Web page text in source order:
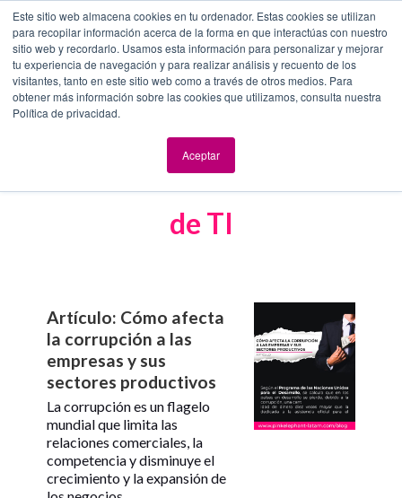
Este sitio web almacena cookies en tu ordenador. Estas cookies se utilizan
para recopilar información acerca de la forma en que interactúas con nuestro
sitio web y recordarlo. Usamos esta información para personalizar y mejorar
tu experiencia de navegación y para realizar análisis y recuento de los
visitantes, tanto en este sitio web como a través de otros medios. Para
obtener más información sobre las cookies que utilizamos, consulta nuestra
Política de privacidad.
Aceptar
Contenido de interés en el área
de TI
Artículo: Cómo afecta
la corrupción a las
empresas y sus
sectores productivos
La corrupción es un flagelo
mundial que limita las
relaciones comerciales, la
competencia y disminuye el
crecimiento y la expansión de